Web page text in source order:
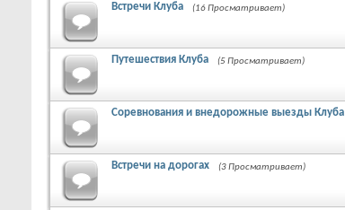
Встречи Клуба (16 Просматривает)
Путешествия Клуба (5 Просматривает)
Соревнования и внедорожные выезды Клуба
Встречи на дорогах (3 Просматривает)